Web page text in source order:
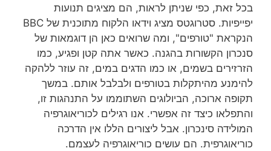
בכל זאת, כפי שניתן לראות, הם מציגים תנועות
יפייפיות. סטרוגטס מציג וידאו הלקוח
מתוכנית של BBC
הנקראת "טורפים", ומה שרואים כאן הן דוגמאות של
סנכרון הקשורות בהגנה. כאשר אתה קטן ופגיע, כמו
הזרזירים בשמים, או כמו הדגים במים, זה עוזר ללהקה
להימנע מהיתקלות בטורפים ולבלבל אותם. במשך
תקופה ארוכה, הביולוגים השתוממו על התנהגות זו,
והתפלאו כיצד זה אפשרי. אנו רגילים לכוריאוגרפיה
המולידה סינכרון. אבל ליצורים הללו אין הדרכה
כוריאוגרפית. הם עושים כוריאוגרפיה לעצמם.